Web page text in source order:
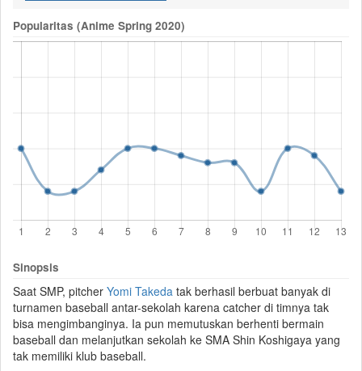
Popularitas (Anime Spring 2020)
Sinopsis
Saat SMP, pitcher Yomi Takeda tak berhasil berbuat banyak di
turnamen baseball antar-sekolah karena catcher di timnya tak
bisa mengimbanginya. Ia pun memutuskan berhenti bermain
baseball dan melanjutkan sekolah ke SMA Shin Koshigaya yang
tak memiliki klub baseball.